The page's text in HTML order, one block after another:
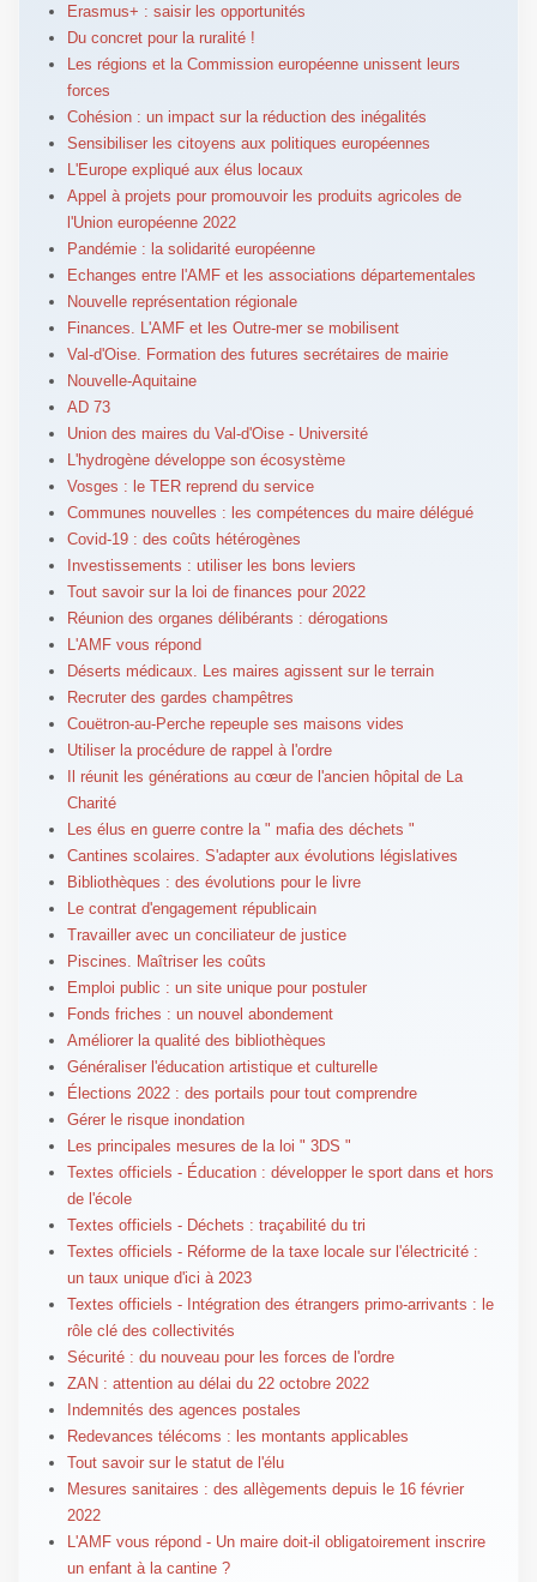
Erasmus+ : saisir les opportunités
Du concret pour la ruralité !
Les régions et la Commission européenne unissent leurs
forces
Cohésion : un impact sur la réduction des inégalités
Sensibiliser les citoyens aux politiques européennes
L'Europe expliqué aux élus locaux
Appel à projets pour promouvoir les produits agricoles de
l'Union européenne 2022
Pandémie : la solidarité européenne
Echanges entre l'AMF et les associations départementales
Nouvelle représentation régionale
Finances. L'AMF et les Outre-mer se mobilisent
Val-d'Oise. Formation des futures secrétaires de mairie
Nouvelle-Aquitaine
AD 73
Union des maires du Val-d'Oise - Université
L'hydrogène développe son écosystème
Vosges : le TER reprend du service
Communes nouvelles : les compétences du maire délégué
Covid-19 : des coûts hétérogènes
Investissements : utiliser les bons leviers
Tout savoir sur la loi de finances pour 2022
Réunion des organes délibérants : dérogations
L'AMF vous répond
Déserts médicaux. Les maires agissent sur le terrain
Recruter des gardes champêtres
Couëtron-au-Perche repeuple ses maisons vides
Utiliser la procédure de rappel à l'ordre
Il réunit les générations au cœur de l'ancien hôpital de La
Charité
Les élus en guerre contre la " mafia des déchets "
Cantines scolaires. S'adapter aux évolutions législatives
Bibliothèques : des évolutions pour le livre
Le contrat d'engagement républicain
Travailler avec un conciliateur de justice
Piscines. Maîtriser les coûts
Emploi public : un site unique pour postuler
Fonds friches : un nouvel abondement
Améliorer la qualité des bibliothèques
Généraliser l'éducation artistique et culturelle
Élections 2022 : des portails pour tout comprendre
Gérer le risque inondation
Les principales mesures de la loi " 3DS "
Textes officiels - Éducation : développer le sport dans et hors
de l'école
Textes officiels - Déchets : traçabilité du tri
Textes officiels - Réforme de la taxe locale sur l'électricité :
un taux unique d'ici à 2023
Textes officiels - Intégration des étrangers primo-arrivants : le
rôle clé des collectivités
Sécurité : du nouveau pour les forces de l'ordre
ZAN : attention au délai du 22 octobre 2022
Indemnités des agences postales
Redevances télécoms : les montants applicables
Tout savoir sur le statut de l'élu
Mesures sanitaires : des allègements depuis le 16 février
2022
L'AMF vous répond - Un maire doit-il obligatoirement inscrire
un enfant à la cantine ?